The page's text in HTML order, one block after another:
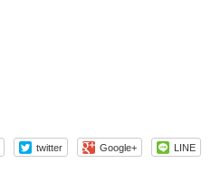
twitter Google+ LINE